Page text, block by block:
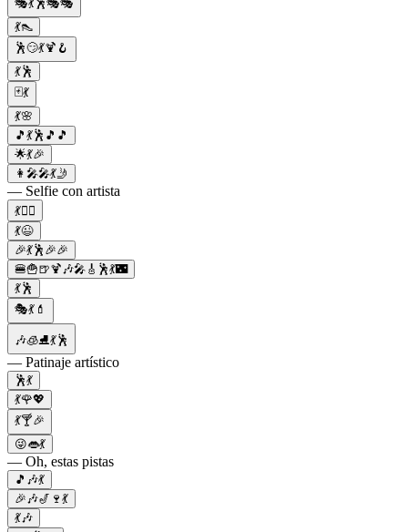
🎭💃🕺🎭🎭
💃👠
🕺😏💃🍹🪝
💃🕺
🃏💃
💃🌸
🎵💃🕺🎵🎵
🌟💃🎉
👩‍🎤🎤💃🤳
— Selfie con artista
💃👯‍♀️
💃😉
🎉💃🕺🎉🎉
🍔🍟🍺🍹🎶🎤🎸🕺💃🌃
💃🕺
🎭💃💄
🎶🧊⛸💃🕺
— Patinaje artístico
🕺💃
💃🌹💖
💃🍸🎉
😜👄💃
— Oh, estas pistas
🎵🎶💃
🎉🎶🎷🍷💃
💃🎶